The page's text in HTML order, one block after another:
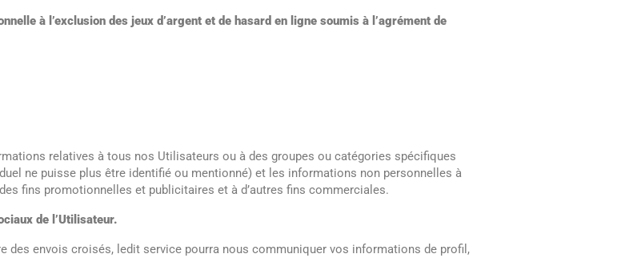
à l’exclusion des jeux d’argent et de hasard en ligne soumis à l’agrément de
relatives à tous nos Utilisateurs ou à des groupes ou catégories spécifiques
ne puisse plus être identifié ou mentionné) et les informations non personnelles à
fins promotionnelles et publicitaires et à d’autres fins commerciales.
de l’Utilisateur.
des envois croisés, ledit service pourra nous communiquer vos informations de profil,